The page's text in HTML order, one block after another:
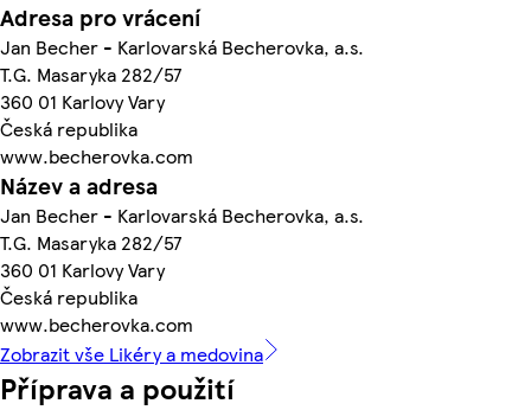
Adresa pro vrácení
Jan Becher - Karlovarská Becherovka, a.s.
T.G. Masaryka 282/57
360 01 Karlovy Vary
Česká republika
www.becherovka.com
Název a adresa
Jan Becher - Karlovarská Becherovka, a.s.
T.G. Masaryka 282/57
360 01 Karlovy Vary
Česká republika
www.becherovka.com
Zobrazit vše Likéry a medovina
Příprava a použití